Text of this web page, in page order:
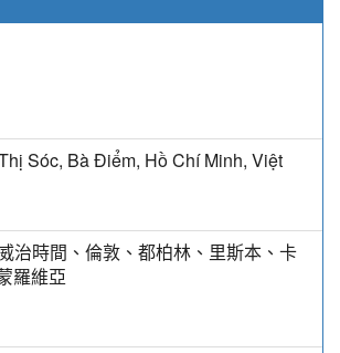
Sóc, Bà Điểm, Hồ Chí Minh, Việt
治時間、倫敦、都柏林、里斯本、卡
羅維亞